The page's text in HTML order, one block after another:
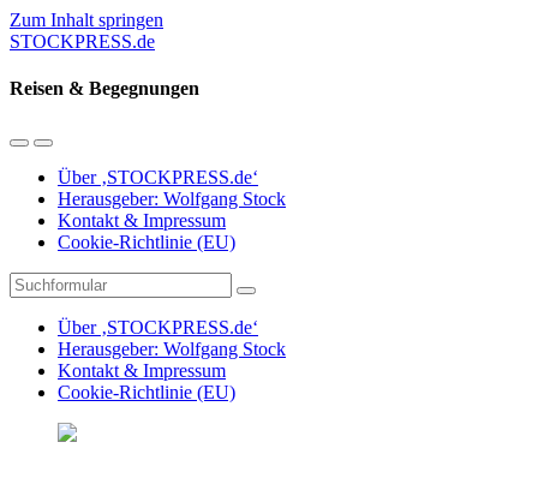
Zum Inhalt springen
STOCKPRESS.de
Reisen & Begegnungen
Mobil-
umschalten
Suchfeld
umschalten
Über ‚STOCKPRESS.de‘
Herausgeber: Wolfgang Stock
Kontakt & Impressum
Cookie-Richtlinie (EU)
Suchen
Über ‚STOCKPRESS.de‘
Herausgeber: Wolfgang Stock
Kontakt & Impressum
Cookie-Richtlinie (EU)